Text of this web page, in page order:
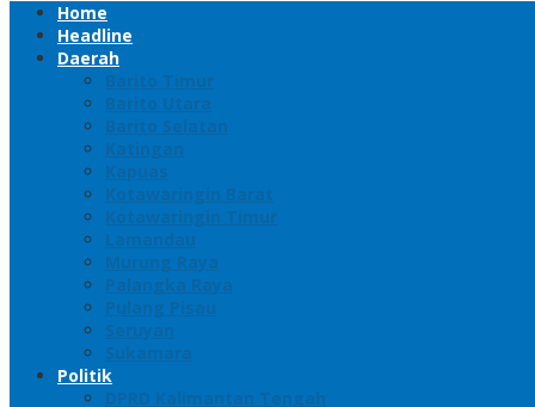
Home
Headline
Daerah
Barito Timur
Barito Utara
Barito Selatan
Katingan
Kapuas
Kotawaringin Barat
Kotawaringin Timur
Lamandau
Murung Raya
Palangka Raya
Pulang Pisau
Seruyan
Sukamara
Politik
DPRD Kalimantan Tengah